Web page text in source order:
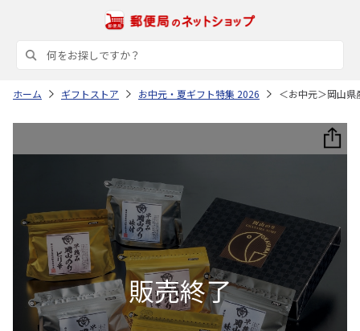
ホーム ギフトストア お中元・夏ギフト特集 2026 ＜お中元＞岡山